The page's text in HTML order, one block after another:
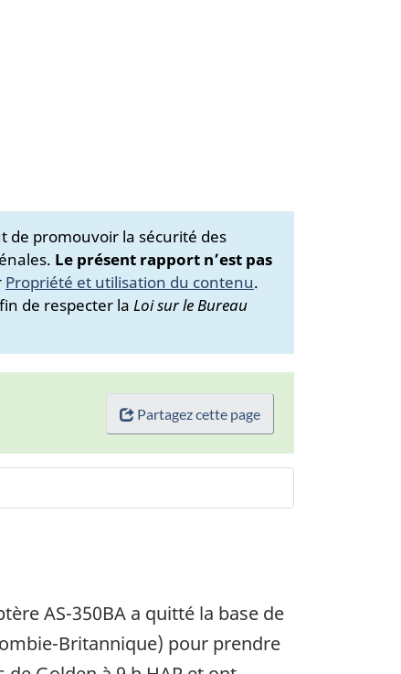
de promouvoir la sécurité des
Le présent rapport n’est pas
Propriété et utilisation du contenu.
de respecter la Loi sur le Bureau
Partagez cette page
AS-350BA a quitté la base de
Britannique) pour prendre